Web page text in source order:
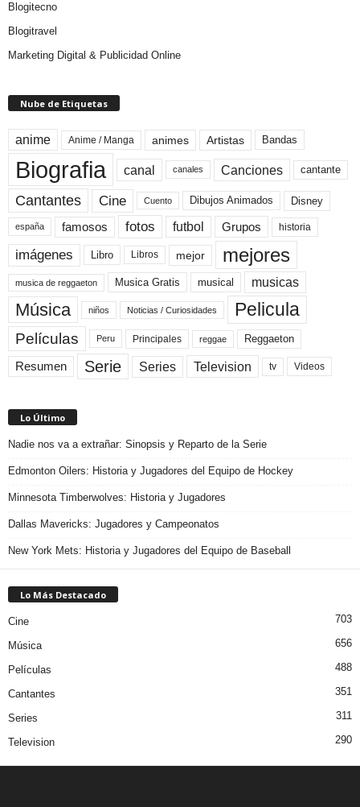
Blogitecno
Blogitravel
Marketing Digital & Publicidad Online
Nube de Etiquetas
anime Anime / Manga animes Artistas Bandas
Biografia canal canales Canciones cantante
Cantantes Cine Cuento Dibujos Animados Disney
españa famosos fotos futbol Grupos historia
imágenes Libro Libros mejor mejores
musica de reggaeton Musica Gratis musical musicas
Música niños Noticias / Curiosidades Pelicula
Películas Peru Principales reggae Reggaeton
Resumen Serie Series Television tv Videos
Lo Último
Nadie nos va a extrañar: Sinopsis y Reparto de la Serie
Edmonton Oilers: Historia y Jugadores del Equipo de Hockey
Minnesota Timberwolves: Historia y Jugadores
Dallas Mavericks: Jugadores y Campeonatos
New York Mets: Historia y Jugadores del Equipo de Baseball
Lo Más Destacado
Cine 703
Música 656
Películas 488
Cantantes 351
Series 311
Television 290